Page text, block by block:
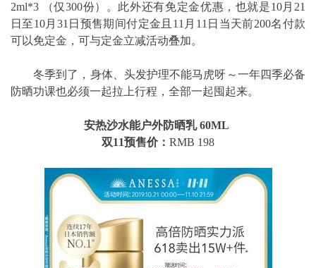
2ml*3 （仅300份）。此外还有免定金优惠，也就是10月21
日至10月31日预售期间付定金且11月11日当天前200名付款
可以免定金，可与定金立减活动叠加。
冬季到了，身体、头发护理不能马虎呀～一年四季必备
防晒功课也必须一起拉上行程，全部一起囤起来。
安热沙水能户外防晒乳 60ML
双11预售价： RMB 198